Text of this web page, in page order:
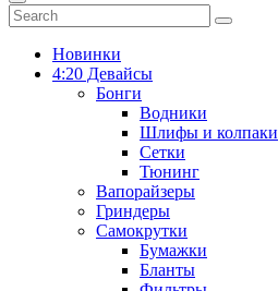
Новинки
4:20 Девайсы
Бонги
Водники
Шлифы и колпаки
Сетки
Тюнинг
Вапорайзеры
Гриндеры
Самокрутки
Бумажки
Бланты